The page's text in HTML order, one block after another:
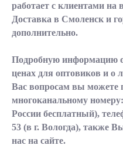
работает с клиентами на
Доставка в Смоленск и
дополнительно.
Подробную информацию
ценах для оптовиков и о
Вас вопросам вы можете
многоканальному номеру:
России бесплатный),
53 (в г. Вологда), также
нас на сайте.